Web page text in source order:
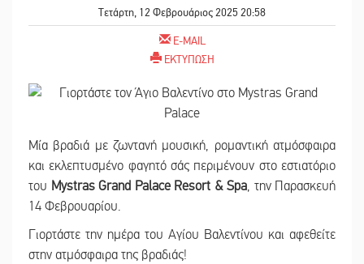
Τετάρτη, 12 Φεβρουάριος 2025 20:58
E-MAIL
ΕΚΤΥΠΩΣΗ
Mία βραδιά με ζωντανή μουσική, ρομαντική ατμόσφαιρα
και εκλεπτυσμένο φαγητό σάς περιμένουν στο εστιατόριο
του Mystras Grand Palace Resort & Spa, την Παρασκευή
14 Φεβρουαρίου.
Γιορτάστε την ημέρα του Αγίου Βαλεντίνου και αφεθείτε
στην ατμόσφαιρα της βραδιάς!